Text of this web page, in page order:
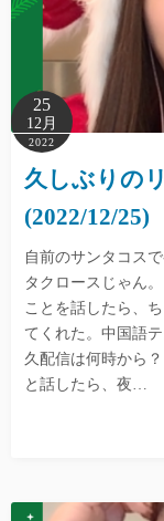
25
12月
2022
久しぶりの
(2022/12/25)
自前のサンタコス
タクロースじゃん
ことを話したら、
てくれた。中国語
久配信は何時から
と話したら、夜…